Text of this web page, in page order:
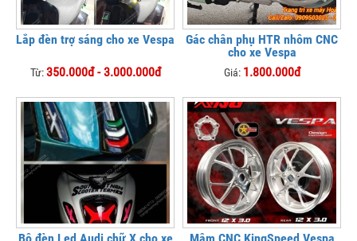
Lắp đèn trợ sáng cho xe Vespa
Từ:350.000đ - 3.000.000đ
Gác chân phụ HTR nhôm CNC
cho xe Vespa
Giá: 1.800.000đ